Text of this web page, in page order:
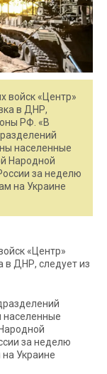
войск «Центр»
в ДНР,
РФ. «В
населенные
Народной
за неделю
на Украине
«Центр»
в ДНР, следует из
населенные
за неделю
Украине